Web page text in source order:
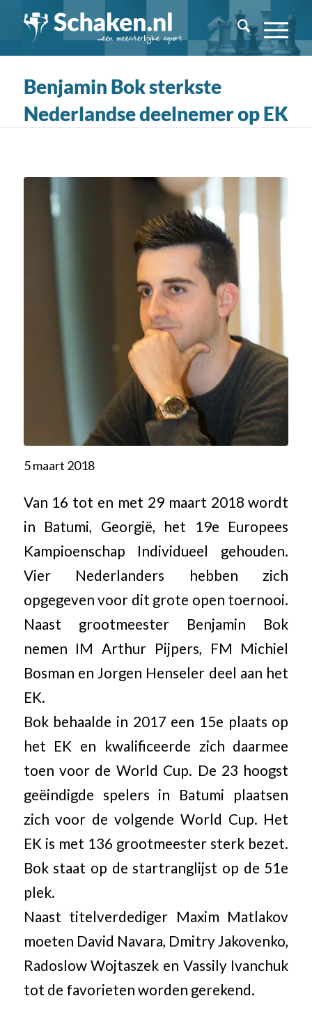
Benjamin Bok sterkste
Nederlandse deelnemer op EK
5 maart 2018
Van 16 tot en met 29 maart 2018 wordt
in Batumi, Georgië, het 19e Europees
Kampioenschap Individueel gehouden.
Vier Nederlanders hebben zich
opgegeven voor dit grote open toernooi.
Naast grootmeester Benjamin Bok
nemen IM Arthur Pijpers, FM Michiel
Bosman en Jorgen Henseler deel aan het
EK.
Bok behaalde in 2017 een 15e plaats op
het EK en kwalificeerde zich daarmee
toen voor de World Cup. De 23 hoogst
geëindigde spelers in Batumi plaatsen
zich voor de volgende World Cup. Het
EK is met 136 grootmeester sterk bezet.
Bok staat op de startranglijst op de 51e
plek.
Naast titelverdediger Maxim Matlakov
moeten David Navara, Dmitry Jakovenko,
Radoslow Wojtaszek en Vassily Ivanchuk
tot de favorieten worden gerekend.